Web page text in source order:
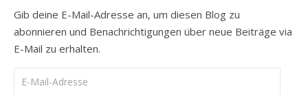
Gib deine E-Mail-Adresse an, um diesen Blog zu
abonnieren und Benachrichtigungen über neue Beiträge via
E-Mail zu erhalten.
E-Mail-Adresse